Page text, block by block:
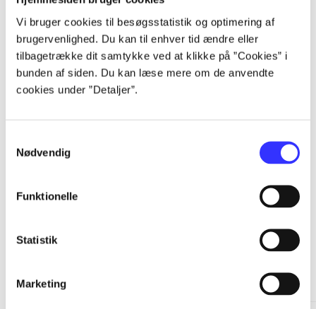
Vi bruger cookies til besøgsstatistik og optimering af
brugervenlighed. Du kan til enhver tid ændre eller
tilbagetrække dit samtykke ved at klikke på ”Cookies” i
bunden af siden. Du kan læse mere om de anvendte
cookies under ”Detaljer”.
Nødvendig
Funktionelle
Statistik
Marketing
...
...